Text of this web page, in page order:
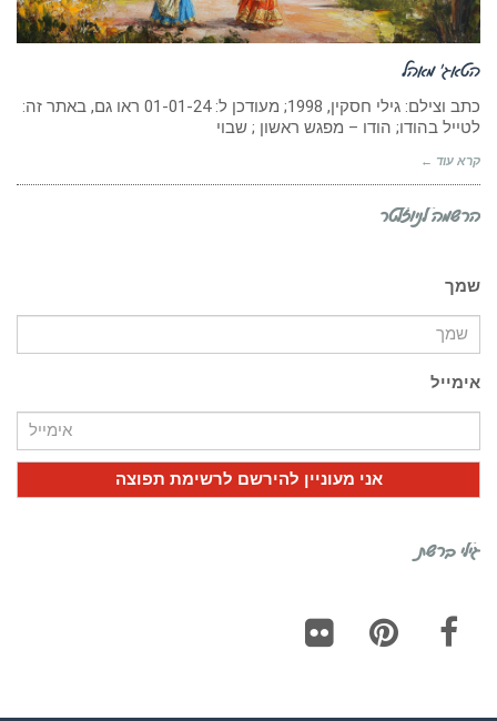
הטאג’ מאהל
כתב וצילם: גילי חסקין, 1998; מעודכן ל: 01-01-24 ראו גם, באתר זה:
לטייל בהודו; הודו – מפגש ראשון ; שבוי
קרא עוד ←
הרשמה לניוזלטר
שמך
אימייל
גילי ברשת